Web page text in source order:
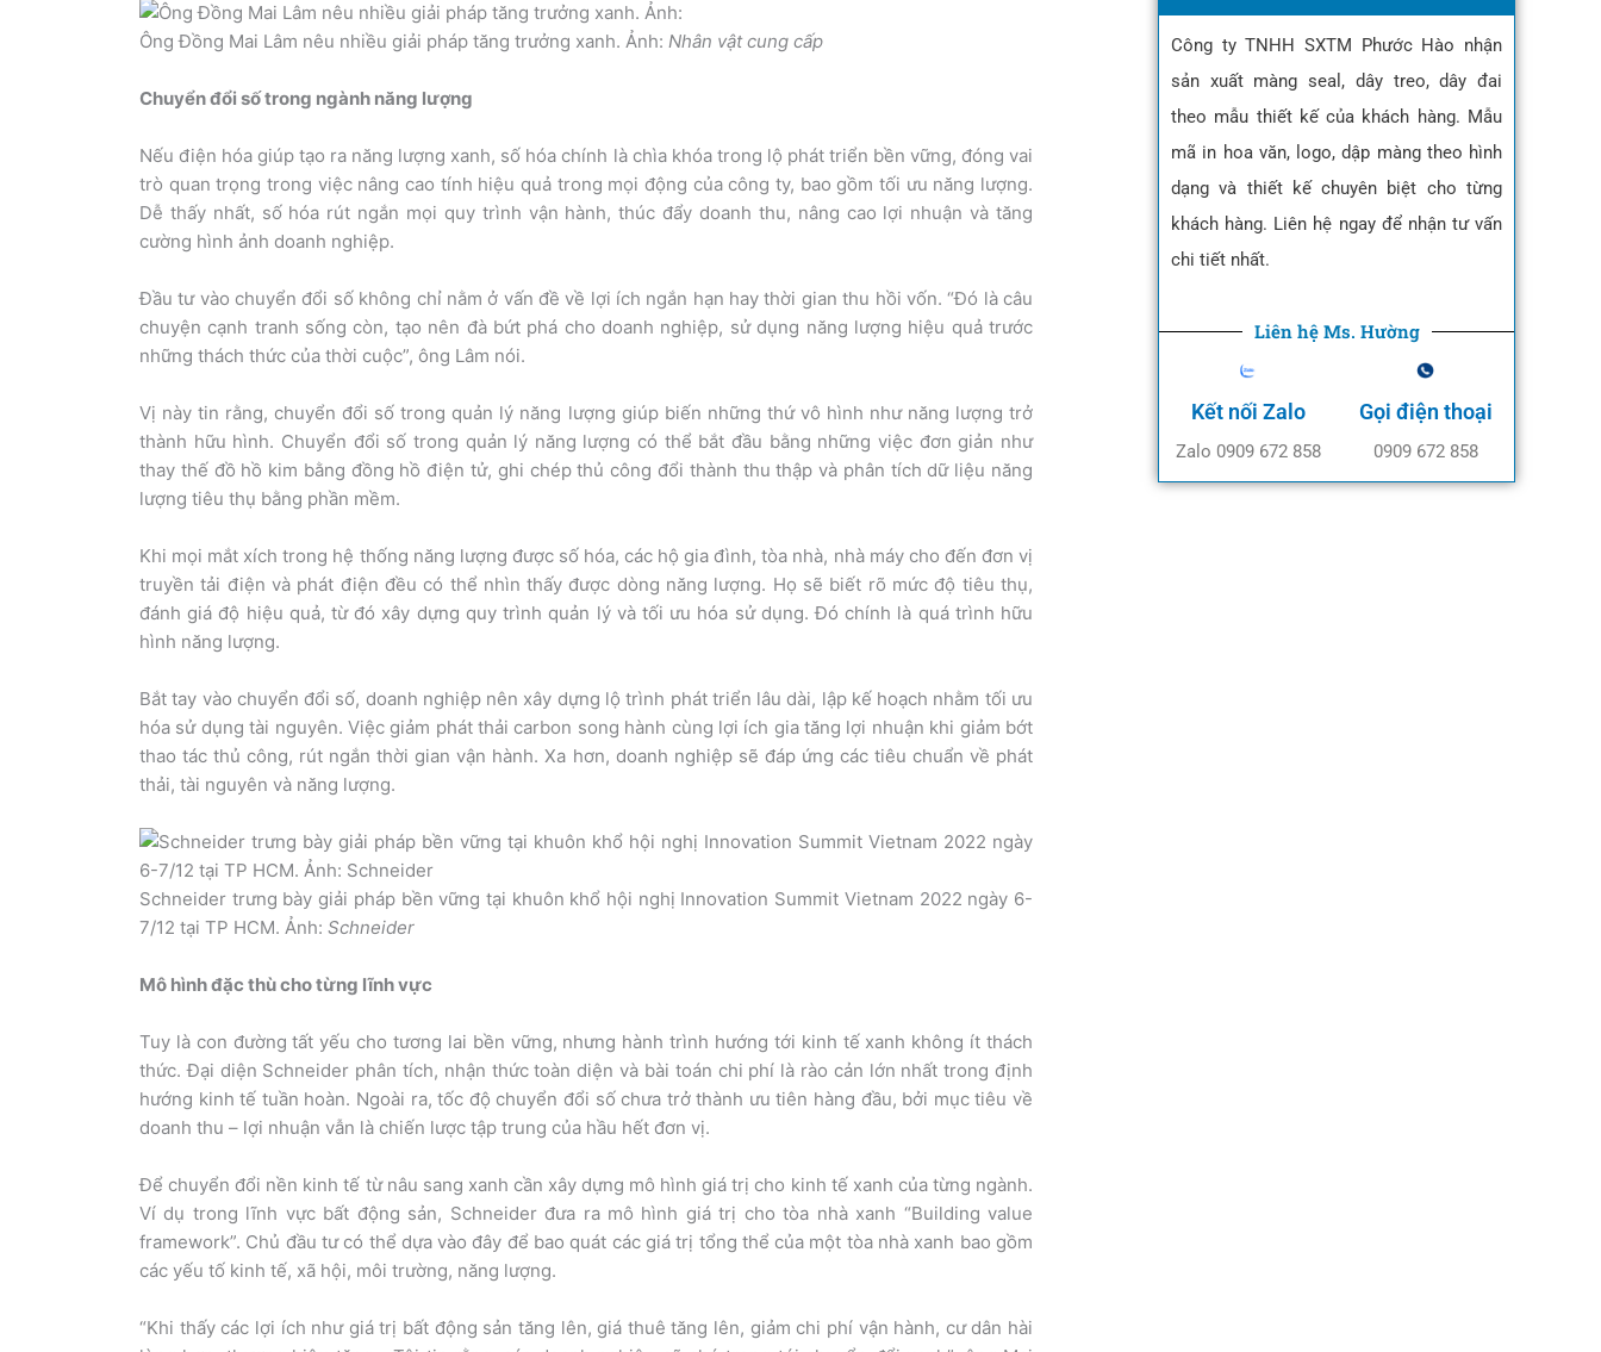
Ông Đồng Mai Lâm nêu nhiều giải pháp tăng trưởng xanh. Ảnh: Nhân vật cung cấp
Chuyển đổi số trong ngành năng lượng
Nếu điện hóa giúp tạo ra năng lượng xanh, số hóa chính là chìa khóa trong lộ phát triển bền vững, đóng vai
trò quan trọng trong việc nâng cao tính hiệu quả trong mọi động của công ty, bao gồm tối ưu năng lượng.
Dễ thấy nhất, số hóa rút ngắn mọi quy trình vận hành, thúc đẩy doanh thu, nâng cao lợi nhuận và tăng
cường hình ảnh doanh nghiệp.
Đầu tư vào chuyển đổi số không chỉ nằm ở vấn đề về lợi ích ngắn hạn hay thời gian thu hồi vốn. “Đó là câu
chuyện cạnh tranh sống còn, tạo nên đà bứt phá cho doanh nghiệp, sử dụng năng lượng hiệu quả trước
những thách thức của thời cuộc”, ông Lâm nói.
Vị này tin rằng, chuyển đổi số trong quản lý năng lượng giúp biến những thứ vô hình như năng lượng trở
thành hữu hình. Chuyển đổi số trong quản lý năng lượng có thể bắt đầu bằng những việc đơn giản như
thay thế đồ hồ kim bằng đồng hồ điện tử, ghi chép thủ công đổi thành thu thập và phân tích dữ liệu năng
lượng tiêu thụ bằng phần mềm.
Khi mọi mắt xích trong hệ thống năng lượng được số hóa, các hộ gia đình, tòa nhà, nhà máy cho đến đơn vị
truyền tải điện và phát điện đều có thể nhìn thấy được dòng năng lượng. Họ sẽ biết rõ mức độ tiêu thụ,
đánh giá độ hiệu quả, từ đó xây dựng quy trình quản lý và tối ưu hóa sử dụng. Đó chính là quá trình hữu
hình năng lượng.
Bắt tay vào chuyển đổi số, doanh nghiệp nên xây dựng lộ trình phát triển lâu dài, lập kế hoạch nhằm tối ưu
hóa sử dụng tài nguyên. Việc giảm phát thải carbon song hành cùng lợi ích gia tăng lợi nhuận khi giảm bớt
thao tác thủ công, rút ngắn thời gian vận hành. Xa hơn, doanh nghiệp sẽ đáp ứng các tiêu chuẩn về phát
thải, tài nguyên và năng lượng.
Schneider trưng bày giải pháp bền vững tại khuôn khổ hội nghị Innovation Summit Vietnam 2022 ngày 6-
7/12 tại TP HCM. Ảnh: Schneider
Mô hình đặc thù cho từng lĩnh vực
Tuy là con đường tất yếu cho tương lai bền vững, nhưng hành trình hướng tới kinh tế xanh không ít thách
thức. Đại diện Schneider phân tích, nhận thức toàn diện và bài toán chi phí là rào cản lớn nhất trong định
hướng kinh tế tuần hoàn. Ngoài ra, tốc độ chuyển đổi số chưa trở thành ưu tiên hàng đầu, bởi mục tiêu về
doanh thu – lợi nhuận vẫn là chiến lược tập trung của hầu hết đơn vị.
Để chuyển đổi nền kinh tế từ nâu sang xanh cần xây dựng mô hình giá trị cho kinh tế xanh của từng ngành.
Ví dụ trong lĩnh vực bất động sản, Schneider đưa ra mô hình giá trị cho tòa nhà xanh “Building value
framework”. Chủ đầu tư có thể dựa vào đây để bao quát các giá trị tổng thể của một tòa nhà xanh bao gồm
các yếu tố kinh tế, xã hội, môi trường, năng lượng.
“Khi thấy các lợi ích như giá trị bất động sản tăng lên, giá thuê tăng lên, giảm chi phí vận hành, cư dân hài
Công ty TNHH SXTM Phước Hào nhận
sản xuất màng seal, dây treo, dây đai
theo mẫu thiết kế của khách hàng. Mẫu
mã in hoa văn, logo, dập màng theo hình
dạng và thiết kế chuyên biệt cho từng
khách hàng. Liên hệ ngay để nhận tư vấn
chi tiết nhất.
Liên hệ Ms. Hường
Kết nối Zalo
Zalo 0909 672 858
Gọi điện thoại
0909 672 858